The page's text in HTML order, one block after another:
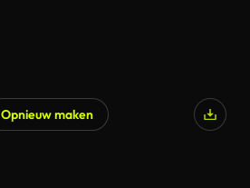
Opnieuw maken